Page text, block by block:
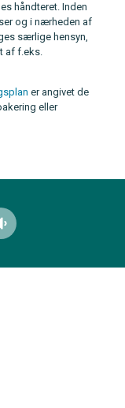
håndteret. Inden
og i nærheden af
særlige hensyn,
af f.eks.
er angivet de
eller